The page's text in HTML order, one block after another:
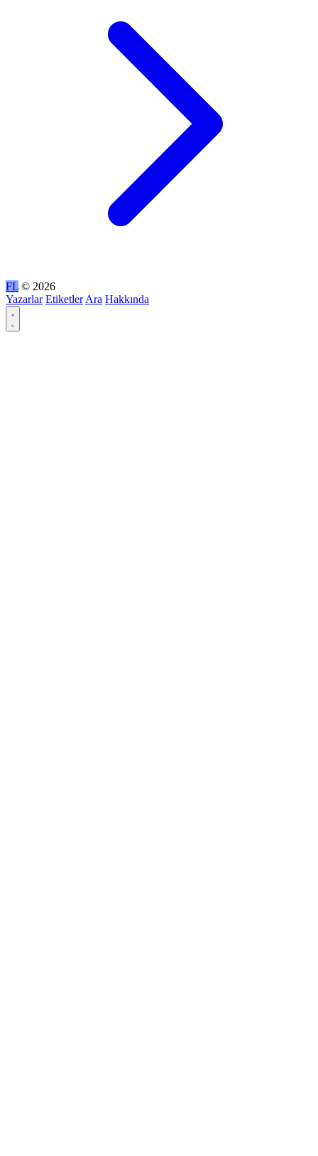
FL © 2026
Yazarlar Etiketler Ara Hakkında